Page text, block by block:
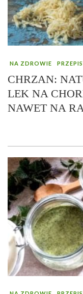
NA ZDROWIE
CHRZAN:
LEK NA
NAWET NA